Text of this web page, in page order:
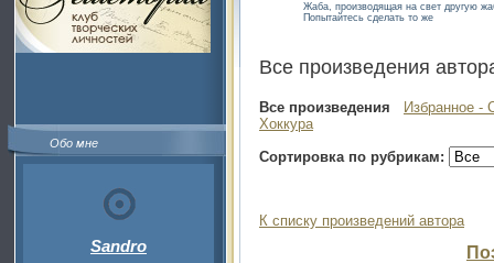
Обо мне
Sandro
Жаба, производящая на свет другую
Попытайтесь сделать то же
Все произведения
Все произведения
Избранное -
Хоккура
Сортировка по рубрикам:
К списку произведений автора